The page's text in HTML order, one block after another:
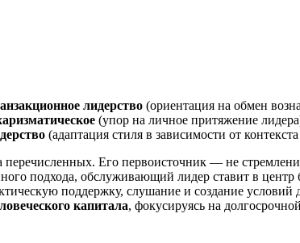
лидерство (ориентация на обмен
(упор на личное притяжение
(адаптация стиля в зависимости от
перечисленных. Его первоисточник — не
подхода, обслуживающий лидер ставит в центр
поддержку, слушание и создание условий
капитала, фокусируясь на